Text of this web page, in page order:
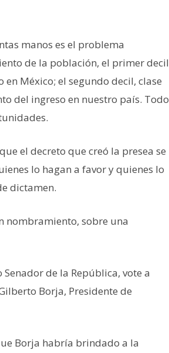
manos es el problema
de la población, el primer decil
México; el segundo decil, clase
del ingreso en nuestro país. Todo
el decreto que creó la presea se
lo hagan a favor y quienes lo
dictamen.
nombramiento, sobre una
de la República, vote a
Borja, Presidente de
Borja habría brindado a la